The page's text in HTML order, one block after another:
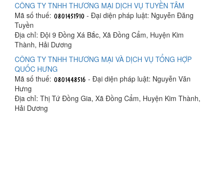
CÔNG TY TNHH THƯƠNG MẠI DỊCH VỤ TUYỀN TÂM
Mã số thuế:
- Đại diện pháp luật: Nguyễn Đăng
Tuyền
Địa chỉ: Đội 9 Đồng Xá Bắc, Xã Đồng Cẩm, Huyện Kim
Thành, Hải Dương
CÔNG TY TNHH THƯƠNG MẠI VÀ DỊCH VỤ TỔNG HỢP
QUỐC HƯNG
Mã số thuế:
- Đại diện pháp luật: Nguyễn Văn
Hưng
Địa chỉ: Thị Tứ Đồng Gia, Xã Đồng Cẩm, Huyện Kim Thành,
Hải Dương